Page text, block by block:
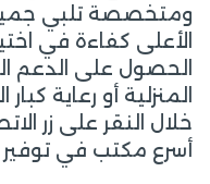
ومتخصصة تلبي جميع
الأعلى كفاءة في
الحصول على الدعم
المنزلية أو رعاية
خلال النقر على زر
أسرع مكتب في توفير